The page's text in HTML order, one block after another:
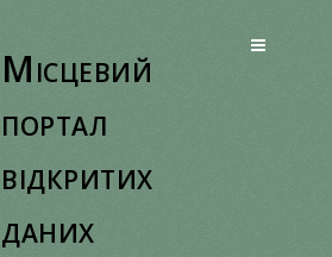
Місцевий
портал
відкритих
даних